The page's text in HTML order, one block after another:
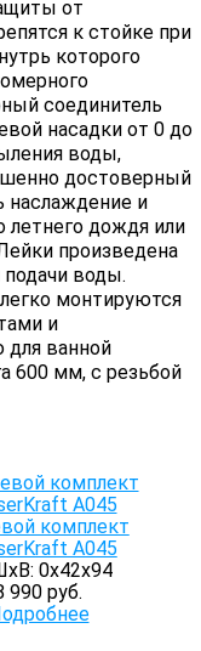
от
к стойке при
которого
соединитель
насадки от 0 до
воды,
достоверный
и
летнего дождя или
произведена
воды.
монтируются
и
ванной
600 мм, с резьбой
комплект
А045
0х42х94
990 руб.